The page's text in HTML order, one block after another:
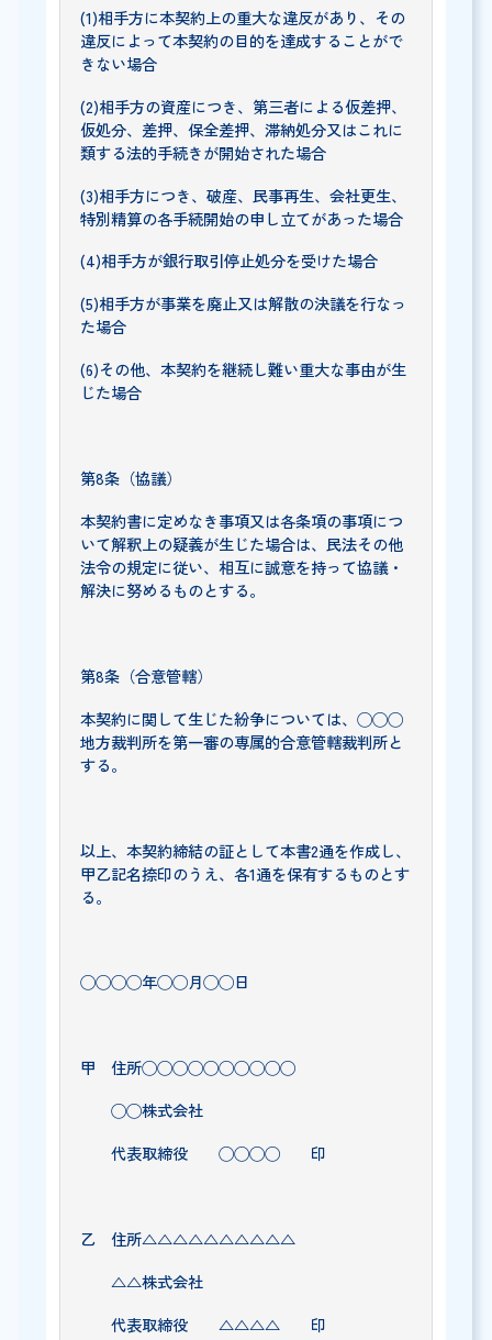
(1)相手方に本契約上の重大な違反があり、その
違反によって本契約の目的を達成することがで
きない場合
(2)相手方の資産につき、第三者による仮差押、
仮処分、差押、保全差押、滞納処分又はこれに
類する法的手続きが開始された場合
(3)相手方につき、破産、民事再生、会社更生、
特別精算の各手続開始の申し立てがあった場合
(4)相手方が銀行取引停止処分を受けた場合
(5)相手方が事業を廃止又は解散の決議を行なっ
た場合
(6)その他、本契約を継続し難い重大な事由が生
じた場合
第8条（協議）
本契約書に定めなき事項又は各条項の事項につ
いて解釈上の疑義が生じた場合は、民法その他
法令の規定に従い、相互に誠意を持って協議・
解決に努めるものとする。
第8条（合意管轄）
本契約に関して生じた紛争については、◯◯◯
地方裁判所を第一審の専属的合意管轄裁判所と
する。
以上、本契約締結の証として本書2通を作成し、
甲乙記名捺印のうえ、各1通を保有するものとす
る。
◯◯◯◯年◯◯月◯◯日
甲 住所◯◯◯◯◯◯◯◯◯◯
◯◯株式会社
代表取締役 ◯◯◯◯ 印
乙 住所△△△△△△△△△△
△△株式会社
代表取締役 △△△△ 印